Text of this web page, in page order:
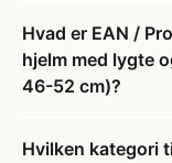
Hvad er EAN /
hjelm med lygte
46-52 cm)?
Hvilken kategori